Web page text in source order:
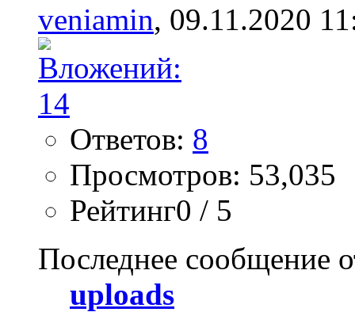
veniamin, 09.11.2020
Ответов: 8
Просмотров: 53,035
Рейтинг0 / 5
Последнее сообщение
uploads